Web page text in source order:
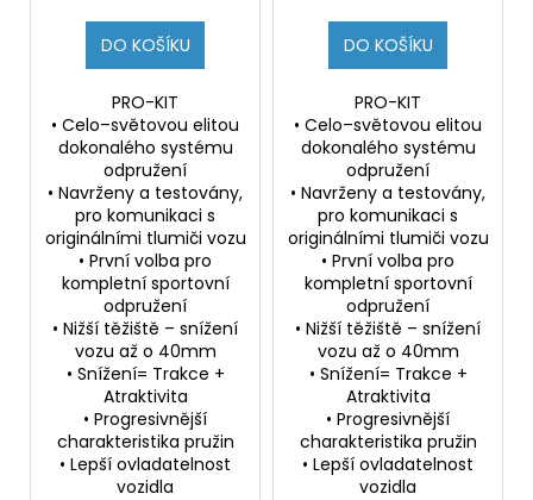
DO KOŠÍKU
PRO-KIT
• Celo–světovou elitou
dokonalého systému
odpružení
• Navrženy a testovány,
pro komunikaci s
originálními tlumiči vozu
• První volba pro
kompletní sportovní
odpružení
• Nižší těžiště – snížení
vozu až o 40mm
• Snížení= Trakce +
Atraktivita
• Progresivnější
charakteristika pružin
• Lepší ovladatelnost
vozidla
DO KOŠÍKU
PRO-KIT
• Celo–světovou elitou
dokonalého systému
odpružení
• Navrženy a testovány,
pro komunikaci s
originálními tlumiči vozu
• První volba pro
kompletní sportovní
odpružení
• Nižší těžiště – snížení
vozu až o 40mm
• Snížení= Trakce +
Atraktivita
• Progresivnější
charakteristika pružin
• Lepší ovladatelnost
vozidla